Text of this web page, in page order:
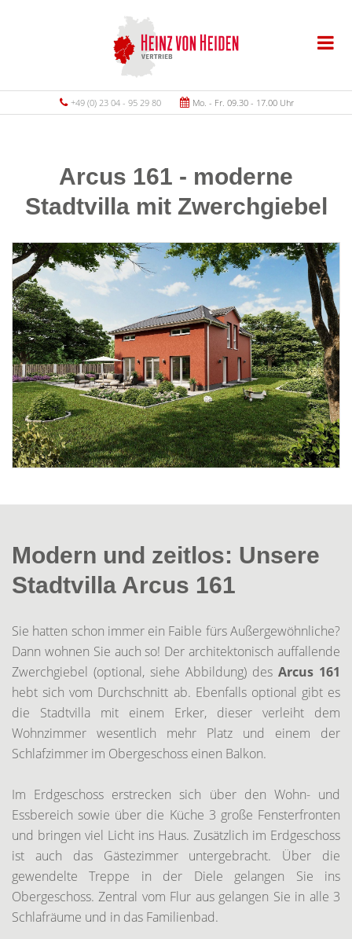
+49 (0) 23 04 - 95 29 80 Mo. - Fr. 09.30 - 17.00 Uhr
Arcus 161 - moderne
Stadtvilla mit Zwerchgiebel
Modern und zeitlos: Unsere
Stadtvilla Arcus 161
Sie hatten schon immer ein Faible fürs Außergewöhnliche?
Dann wohnen Sie auch so! Der architektonisch auffallende
Zwerchgiebel (optional, siehe Abbildung) des Arcus 161
hebt sich vom Durchschnitt ab. Ebenfalls optional gibt es
die Stadtvilla mit einem Erker, dieser verleiht dem
Wohnzimmer wesentlich mehr Platz und einem der
Schlafzimmer im Obergeschoss einen Balkon.
Im Erdgeschoss erstrecken sich über den Wohn- und
Essbereich sowie über die Küche 3 große Fensterfronten
und bringen viel Licht ins Haus. Zusätzlich im Erdgeschoss
ist auch das Gästezimmer untergebracht. Über die
gewendelte Treppe in der Diele gelangen Sie ins
Obergeschoss. Zentral vom Flur aus gelangen Sie in alle 3
Schlafräume und in das Familienbad.